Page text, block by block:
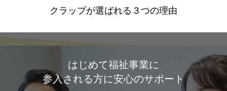
クラップが選ばれる３つの理由
はじめて福祉事業に
参入される方に安心のサポート